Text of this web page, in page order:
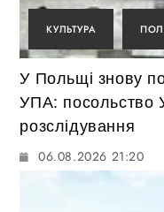
КУЛЬТУРА
У Польщі знову
УПА: посольство
розслідування
06.08.2026 21:20